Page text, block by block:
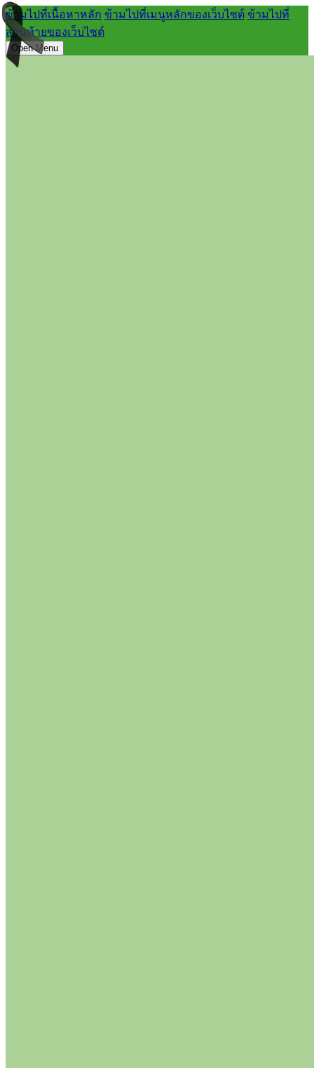
ข้ามไปที่เนื้อหาหลัก ข้ามไปที่เมนูหลักของเว็บไซต์ ข้ามไปที่
ส่วนท้ายของเว็บไซต์
Open Menu